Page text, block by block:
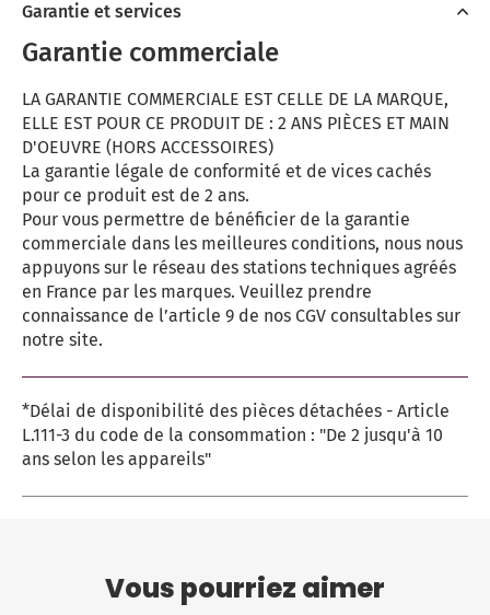
Garantie et services
Garantie commerciale
LA GARANTIE COMMERCIALE EST CELLE DE LA MARQUE,
ELLE EST POUR CE PRODUIT DE : 2 ANS PIÈCES ET MAIN
D'OEUVRE (HORS ACCESSOIRES)
La garantie légale de conformité et de vices cachés
pour ce produit est de 2 ans.
Pour vous permettre de bénéficier de la garantie
commerciale dans les meilleures conditions, nous nous
appuyons sur le réseau des stations techniques agréés
en France par les marques. Veuillez prendre
connaissance de l’article 9 de nos CGV consultables sur
notre site.
*Délai de disponibilité des pièces détachées - Article
L.111-3 du code de la consommation : "De 2 jusqu'à 10
ans selon les appareils"
Vous pourriez aimer